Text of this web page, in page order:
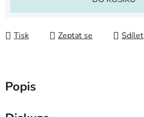
Tisk Zeptat se Sdílet
Popis